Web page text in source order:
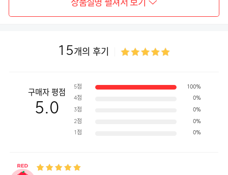
상품설명 펼쳐서 보기
15개의 후기
구매자 평점
5.0
5점 100%
4점 0%
3점 0%
2점 0%
1점 0%